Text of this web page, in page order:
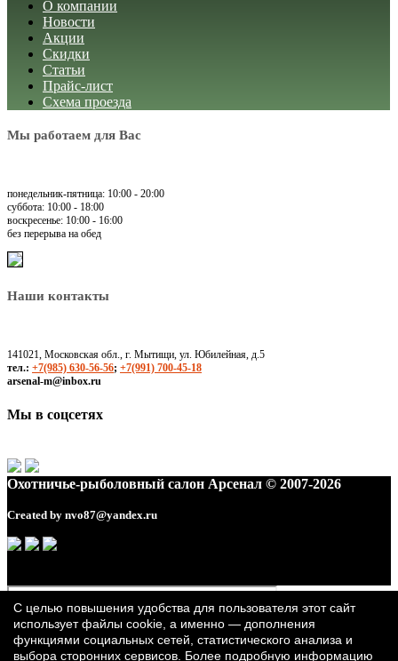
О компании
Новости
Акции
Скидки
Статьи
Прайс-лист
Схема проезда
Мы работаем для Вас
понедельник-пятница: 10:00 - 20:00
суббота: 10:00 - 18:00
воскресенье: 10:00 - 16:00
без перерыва на обед
Наши контакты
141021, Московская обл., г. Мытищи, ул. Юбилейная, д.5
тел.: +7(985) 630-56-56; +7(991) 700-45-18
arsenal-m@inbox.ru
Мы в соцсетях
Охотничье-рыболовный салон Арсенал © 2007-2026
Created by nvo87@yandex.ru
С целью повышения удобства для пользователя этот сайт
использует файлы cookie, а именно — дополнения
функциями социальных сетей, статистического анализа и
выбора сторонних сервисов. Более подробную информацию